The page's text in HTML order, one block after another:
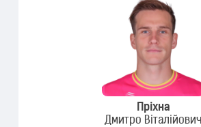
Пріхна
Дмитро Віталійович